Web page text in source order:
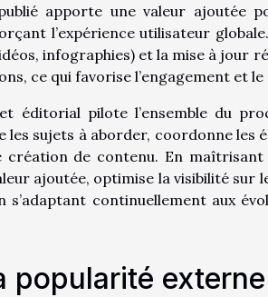
apporte une valeur ajoutée
l’expérience utilisateur
infographies) et la mise à jour
ce qui favorise l’engagement et
éditorial pilote l’ensemble du
sujets à aborder, coordonne les
de contenu. En
ajoutée, optimise la visibilité sur
s’adaptant continuellement aux
popularité externe